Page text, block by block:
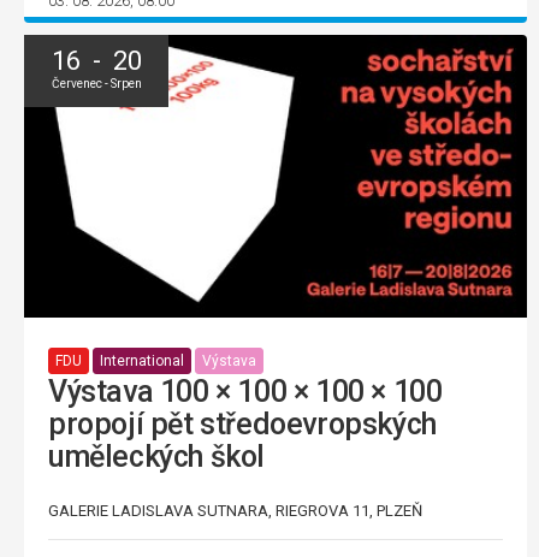
16 - 20
Červenec - Srpen
FDU International Výstava
Výstava 100 × 100 × 100 × 100
propojí pět středoevropských
uměleckých škol
GALERIE LADISLAVA SUTNARA, RIEGROVA 11, PLZEŇ